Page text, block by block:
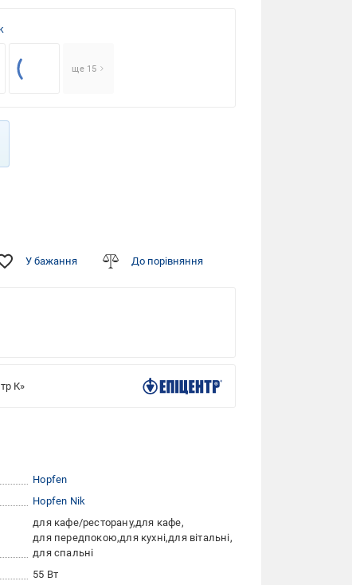
ще 15
У бажання До порівняння
К»
Hopfen
Hopfen Nik
для кафе/ресторану для кафе
для передпокою для кухні для вітальні
для спальні
55 Вт